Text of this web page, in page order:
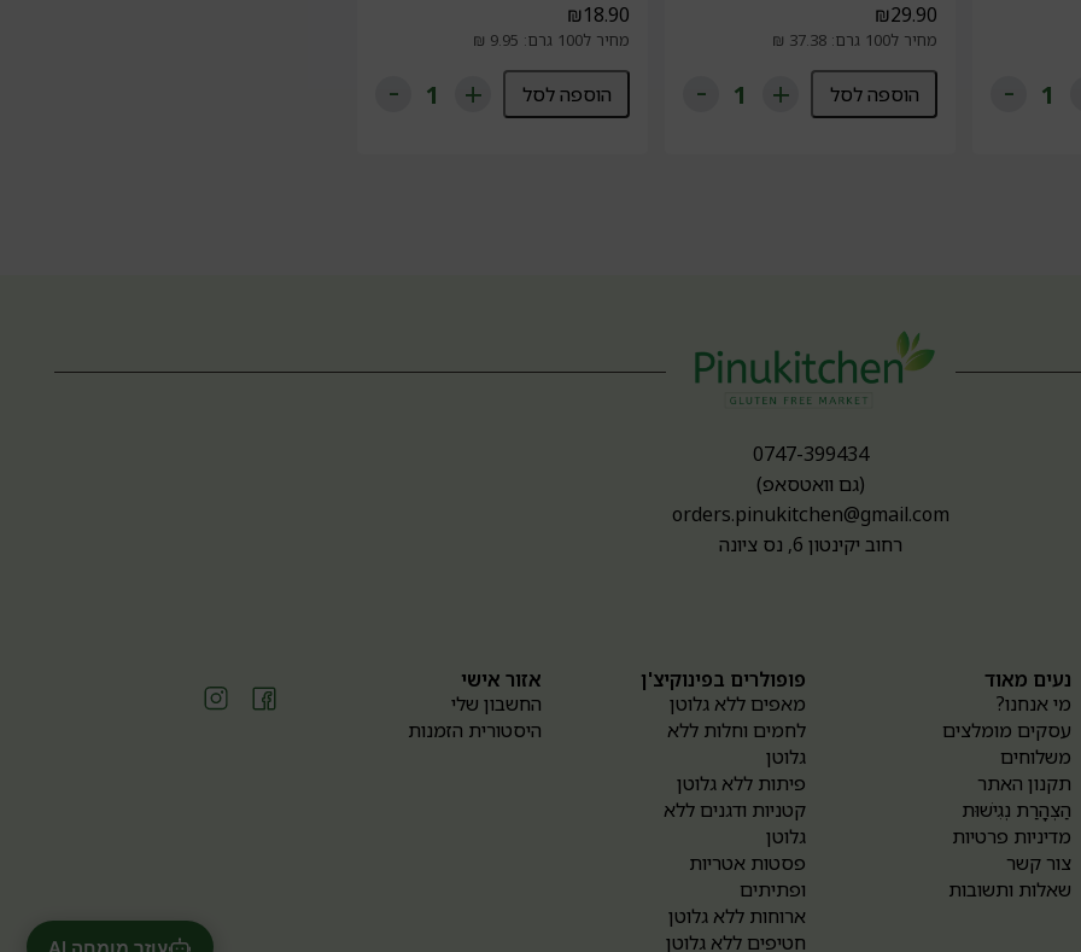
₪29.90
מחיר ל100 גרם: 37.38 ₪
הוספה לסל
₪18.90
מחיר ל100 גרם: 9.95 ₪
הוספה לסל
0747-399434
(גם וואטסאפ)
orders.pinukitchen@gmail.com
רחוב יקינטון 6, נס ציונה
נעים מאוד
מי אנחנו?
עסקים מומלצים
משלוחים
תקנון האתר
הַצְהָרַת נְגִישׁוּת
מדיניות פרטיות
צור קשר
שאלות ותשובות
פופולרים בפינוקיצ'ן
מאפים ללא גלוטן
לחמים וחלות ללא
גלוטן
פיתות ללא גלוטן
קטניות ודגנים ללא
גלוטן
פסטות אטריות
ופתיתים
ארוחות ללא גלוטן
חטיפים ללא גלוטן
אזור אישי
החשבון שלי
היסטורית הזמנות
עוזר מומחה AI